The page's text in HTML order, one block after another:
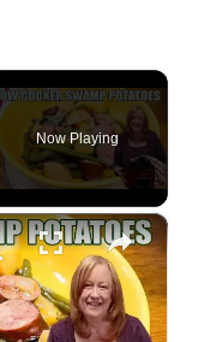
Now Playing
×
BEANS